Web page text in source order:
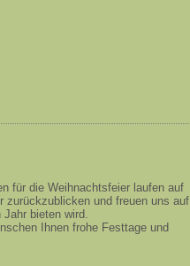
für die Weihnachtsfeier laufen auf
zurückzublicken und freuen uns auf
Jahr bieten wird.
Ihnen frohe Festtage und